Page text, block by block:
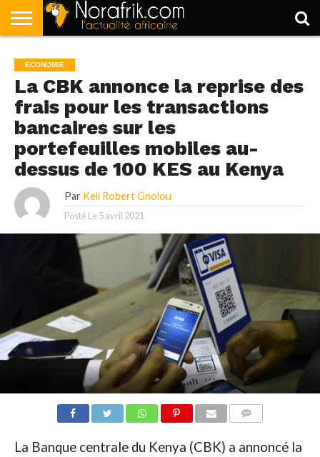
POLITIQUE
SOCIÉTÉ
ECONOMIE
SPORT
LIFESTYLE
ECONOMIE
La CBK annonce la reprise des
frais pour les transactions
bancaires sur les
portefeuilles mobiles au-
dessus de 100 KES au Kenya
Par Keli Robert Gnolou
Posté Le 5 avril 2021
La Banque centrale du Kenya (CBK) a annoncé la